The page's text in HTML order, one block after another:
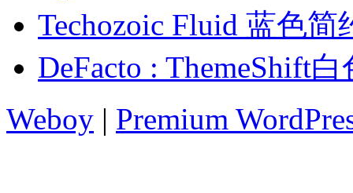
Techozoic Fluid 蓝色简
DeFacto : ThemeShift
Weboy | Premium